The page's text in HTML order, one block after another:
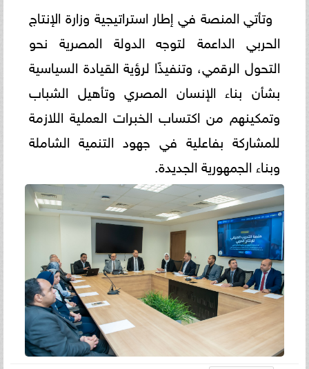
وتأتي المنصة في إطار استراتيجية وزارة الإنتاج
الحربي الداعمة لتوجه الدولة المصرية نحو
التحول الرقمي، وتنفيذًا لرؤية القيادة السياسية
بشأن بناء الإنسان المصري وتأهيل الشباب
وتمكينهم من اكتساب الخبرات العملية اللازمة
للمشاركة بفاعلية في جهود التنمية الشاملة
وبناء الجمهورية الجديدة.